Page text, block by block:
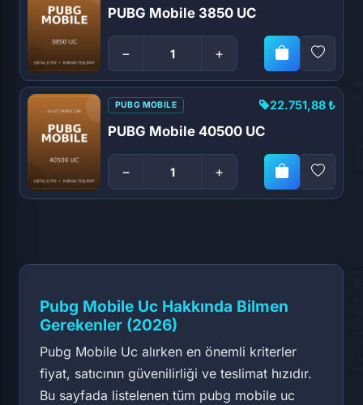
PUBG Mobile 3850 UC
− +
PUBG MOBILE
PUBG Mobile 40500 UC
− +
22.751,88 ₺
Pubg Mobile Uc Hakkında Bilmen
Gerekenler (2026)
Pubg Mobile Uc alırken en önemli kriterler
fiyat, satıcının güvenilirliği ve teslimat hızıdır.
Bu sayfada listelenen tüm pubg mobile uc